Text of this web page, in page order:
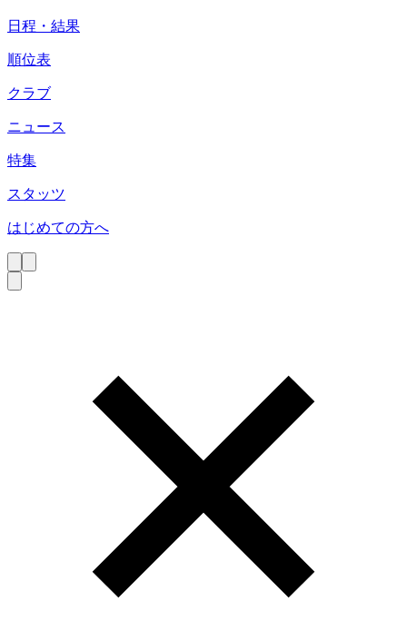
日程・結果
順位表
クラブ
ニュース
特集
スタッツ
はじめての方へ